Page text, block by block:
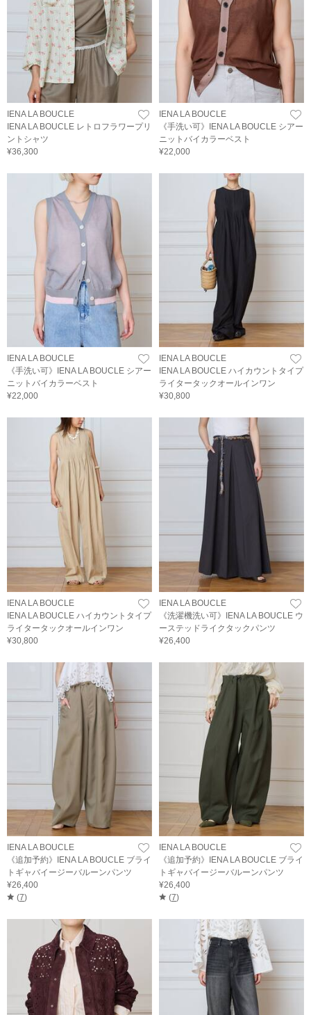
IENA LA BOUCLE
IENA LA BOUCLE レトロフラワープリ
ントシャツ
¥36,300
IENA LA BOUCLE
《手洗い可》IENA LA BOUCLE シアー
ニットバイカラーベスト
¥22,000
IENA LA BOUCLE
《手洗い可》IENA LA BOUCLE シアー
ニットバイカラーベスト
¥22,000
IENA LA BOUCLE
IENA LA BOUCLE ハイカウントタイプ
ライタータックオールインワン
¥30,800
IENA LA BOUCLE
IENA LA BOUCLE ハイカウントタイプ
ライタータックオールインワン
¥30,800
IENA LA BOUCLE
《洗濯機洗い可》IENA LA BOUCLE ウ
ーステッドライクタックパンツ
¥26,400
IENA LA BOUCLE
《追加予約》IENA LA BOUCLE ブライ
トギャバイージーバルーンパンツ
¥26,400
(7)
IENA LA BOUCLE
《追加予約》IENA LA BOUCLE ブライ
トギャバイージーバルーンパンツ
¥26,400
(7)